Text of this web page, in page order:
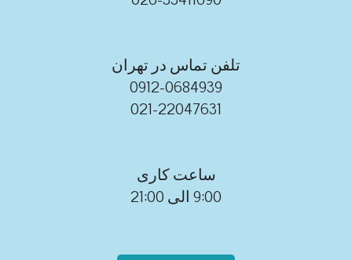
تلفن تماس در تهران
0912-0684939
021-22047631
ساعت کاری
9:00 الی 21:00